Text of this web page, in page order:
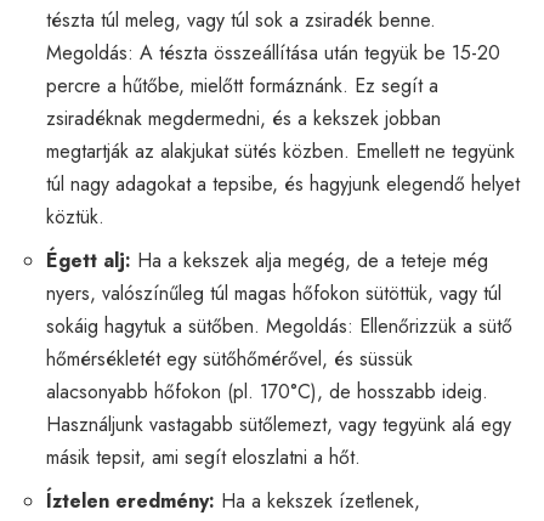
tészta túl meleg, vagy túl sok a zsiradék benne.
Megoldás: A tészta összeállítása után tegyük be 15-20
percre a hűtőbe, mielőtt formáznánk. Ez segít a
zsiradéknak megdermedni, és a kekszek jobban
megtartják az alakjukat sütés közben. Emellett ne tegyünk
túl nagy adagokat a tepsibe, és hagyjunk elegendő helyet
köztük.
Égett alj: Ha a kekszek alja megég, de a teteje még
nyers, valószínűleg túl magas hőfokon sütöttük, vagy túl
sokáig hagytuk a sütőben. Megoldás: Ellenőrizzük a sütő
hőmérsékletét egy sütőhőmérővel, és süssük
alacsonyabb hőfokon (pl. 170°C), de hosszabb ideig.
Használjunk vastagabb sütőlemezt, vagy tegyünk alá egy
másik tepsit, ami segít eloszlatni a hőt.
Íztelen eredmény: Ha a kekszek ízetlenek,